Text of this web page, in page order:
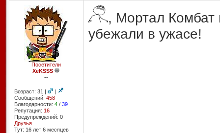
Посетители
XeKSSS
--
Возраст: 31 |
|
Сообщений: 458
Благодарности: 4/ 39
Репутация: 16
Предупреждений: 0
Друзья
Тут: 16 лет 6 месяцев
, Мортал Комбат
убежали в ужасе!